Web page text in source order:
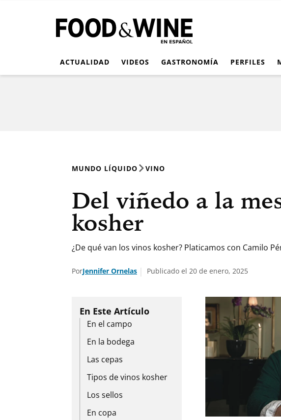
ACTUALIDAD VIDEOS GASTRONOMÍA PERFILES
MUNDO LÍQUIDO VINO
Del viñedo a la
kosher
¿De qué van los vinos kosher? Platicamos con Camilo
PorJennifer Ornelas Publicado el 20 de enero, 2025
En el campo
En la bodega
Las cepas
Tipos de vinos kosher
Los sellos
En copa